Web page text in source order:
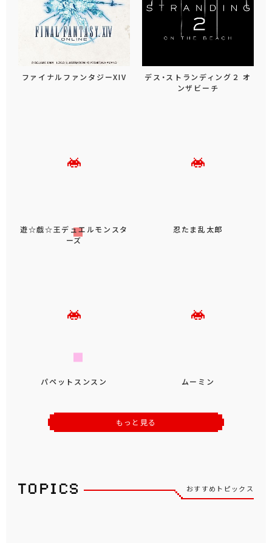
ファイナルファンタジーXIV
デス・ストランディング２ オ
ンザビーチ
遊☆戯☆王デュエルモンスタ
ーズ
忍たま乱太郎
パペットスンスン ムーミン
もっと見る
おすすめトピックス